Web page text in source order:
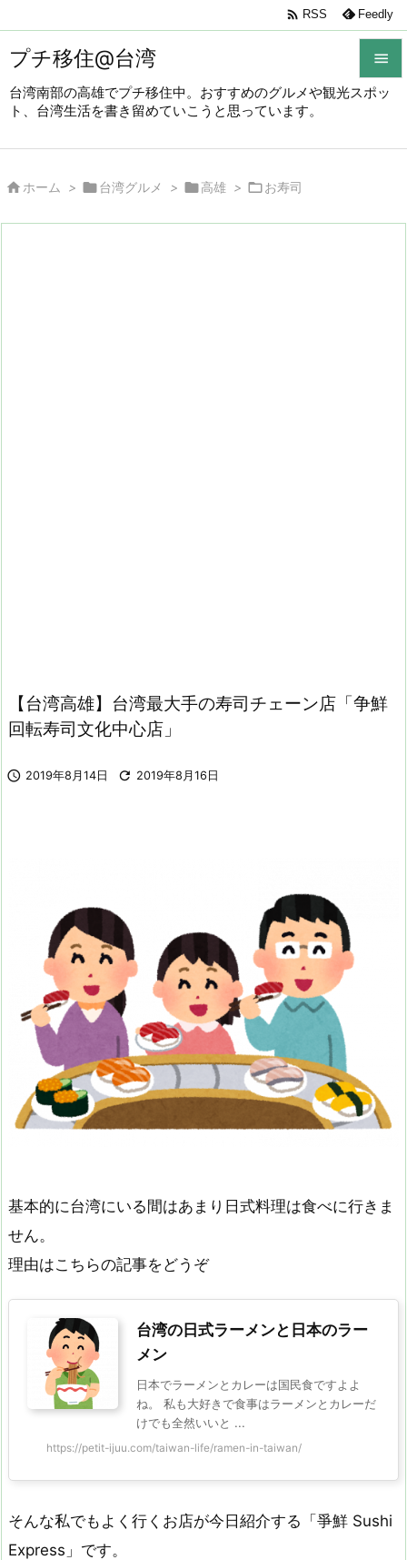
プチ移住@台湾
台湾南部の高雄でプチ移住中。おすすめのグルメや観光スポッ
ト、台湾生活を書き留めていこうと思っています。



 RSS Feedly
 ホーム > 台湾グルメ > 高雄 > お寿司
【台湾高雄】台湾最大手の寿司チェーン店「争鮮
回転寿司文化中心店」
 2019年8月14日  2019年8月16日
基本的に台湾にいる間はあまり日式料理は食べに行きま
せん。
理由はこちらの記事をどうぞ
台湾の日式ラーメンと日本のラー
メン
日本でラーメンとカレーは国民食ですよよ
ね。 私も大好きで食事はラーメンとカレーだ
けでも全然いいと ...
https://petit-ijuu.com/taiwan-life/ramen-in-taiwan/
そんな私でもよく行くお店が今日紹介する「爭鮮 Sushi
Express」です。